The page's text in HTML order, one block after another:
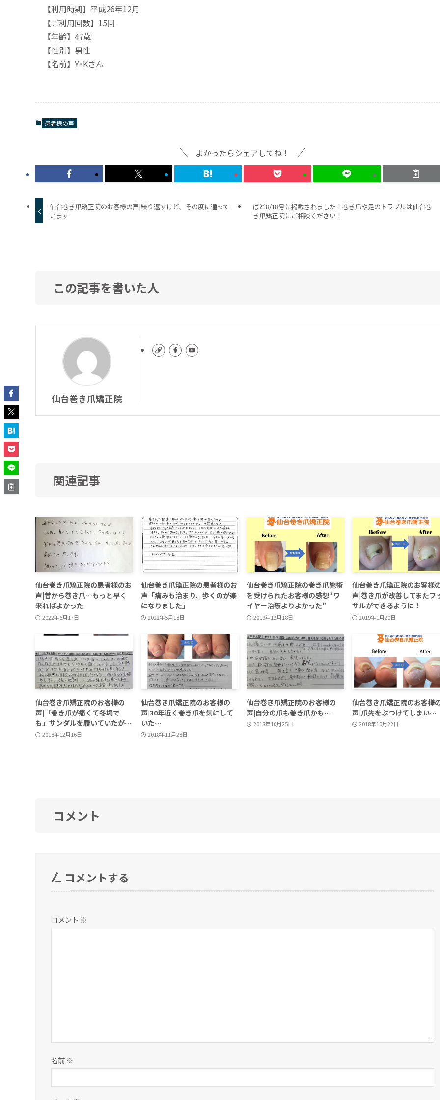
【利用時期】平成26年12月
【ご利用回数】15回
【年齢】47歳
【性別】男性
【名前】Y･Kさん
患者様の声
よかったらシェアしてね！
仙台巻き爪矯正院のお客様の声|繰り返すけど、その度に通って
います
ぱど8/18号に掲載されました！巻き爪や足のトラブルは仙台巻
き爪矯正院にご相談ください！
この記事を書いた人
仙台巻き爪矯正院
関連記事
仙台巻き爪矯正院の患者様のお
声|昔から巻き爪…もっと早く
来ればよかった
2022年6月17日
仙台巻き爪矯正院の患者様のお
声「痛みも治まり、歩くのが楽
になりました」
2022年5月18日
仙台巻き爪矯正院の巻き爪施術
を受けられたお客様の感想“ワ
イヤー治療よりよかった”
2019年12月18日
仙台巻き爪矯正院のお客様
声|巻き爪が改善してまたフ
サルができるように！
2019年1月20日
仙台巻き爪矯正院のお客様の
声|「巻き爪が痛くて冬場で
も」サンダルを履いていたが…
2018年12月16日
仙台巻き爪矯正院のお客様の
声|30年近く巻き爪を気にして
いた…
2018年11月28日
仙台巻き爪矯正院のお客様の
声|自分の爪も巻き爪かも…
2018年10月25日
仙台巻き爪矯正院のお客様
声|爪先をぶつけてしまい…
2018年10月22日
コメント
コメントする
コメント ※
名前 ※